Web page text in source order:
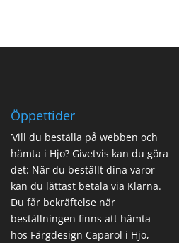
Öppettider
’Vill du beställa på webben och
hämta i Hjo? Givetvis kan du göra
det: När du beställt dina varor
kan du lättast betala via Klarna.
Du får bekräftelse när
beställningen finns att hämta
hos Färgdesign Caparol i Hjo,